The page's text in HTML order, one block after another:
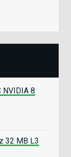
NVIDIA 8
32 MB L3